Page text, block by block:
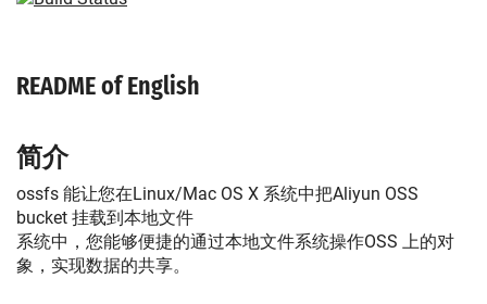
README of English
简介
ossfs 能让您在Linux/Mac OS X 系统中把Aliyun OSS
bucket 挂载到本地文件
系统中，您能够便捷的通过本地文件系统操作OSS 上的对
象，实现数据的共享。